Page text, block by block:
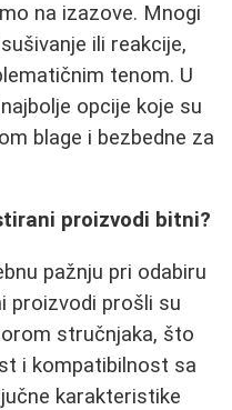
na izazove. Mnogi
ili reakcije,
tenom. U
opcije koje su
blage i bezbedne za
proizvodi bitni?
pažnju pri odabiru
proizvodi prošli su
stručnjaka, što
i kompatibilnost sa
karakteristike